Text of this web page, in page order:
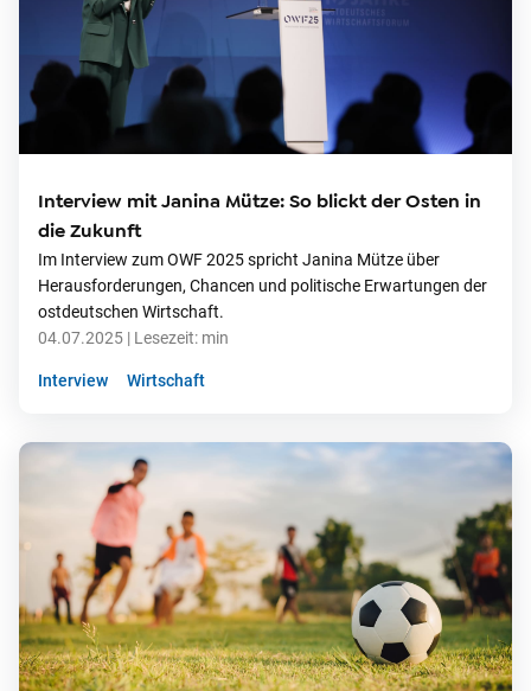
Interview mit Janina Mütze: So blickt der Osten in
die Zukunft
Im Interview zum OWF 2025 spricht Janina Mütze über
Herausforderungen, Chancen und politische Erwartungen der
ostdeutschen Wirtschaft.
04.07.2025 | Lesezeit: min
Interview Wirtschaft